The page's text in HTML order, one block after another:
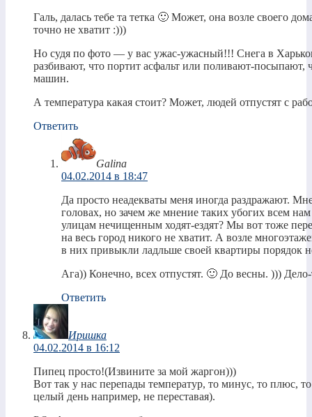
Галь, далась тебе та тетка 🙂 Может, она возле своего
точно не хватит :)))
Но судя по фото — у вас ужас-ужасный!!! Снега в
разбивают, что портит асфальт или поливают-посыпают,
машин.
А температура какая стоит? Может, людей отпустят с
Ответить
Galina
04.02.2014 в 18:47
Да просто неадекваты меня иногда раздражают.
головах, но зачем же мнение таких убогих всем
улицам нечищенным ходят-ездят? Мы вот тоже
на весь город никого не хватит. А возле
в них привыкли ладльше своей квартиры порядок
Ага)) Конечно, всех отпустят. 🙂 До весны. )))
Ответить
Иришка
04.02.2014 в 16:12
Пипец просто!(Извините за мой жаргон)))
Вот так у нас перепады температур, то минус, то плюс,
целый день например, не переставая).